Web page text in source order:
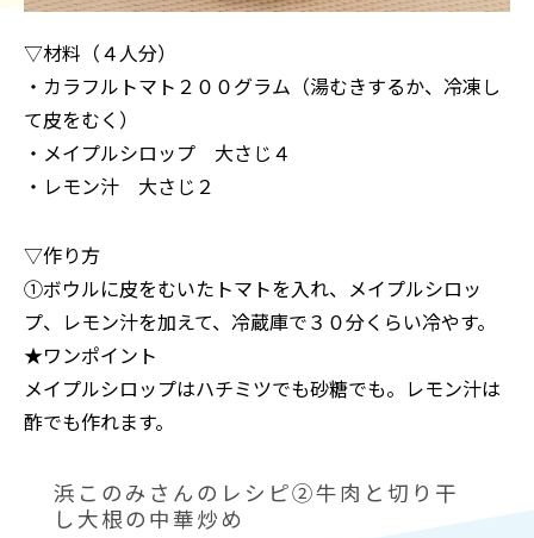
▽材料（４人分）
・カラフルトマト２００グラム（湯むきするか、冷凍し
て皮をむく）
・メイプルシロップ 大さじ４
・レモン汁 大さじ２
▽作り方
①ボウルに皮をむいたトマトを入れ、メイプルシロッ
プ、レモン汁を加えて、冷蔵庫で３０分くらい冷やす。
★ワンポイント
メイプルシロップはハチミツでも砂糖でも。レモン汁は
酢でも作れます。
浜このみさんのレシピ②牛肉と切り干
し大根の中華炒め